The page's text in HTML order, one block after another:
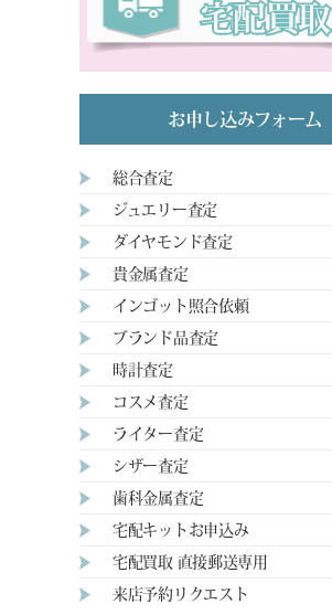
宅配買取
お申し込みフォーム
総合査定
ジュエリー査定
ダイヤモンド査定
貴金属査定
インゴット照合依頼
ブランド品査定
時計査定
コスメ査定
ライター査定
シザー査定
歯科金属査定
宅配キットお申込み
宅配買取 直接郵送専用
来店予約リクエスト